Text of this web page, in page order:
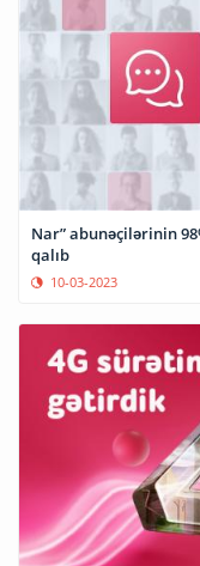
Nar” abunəçilərinin
qalıb
10-03-2023